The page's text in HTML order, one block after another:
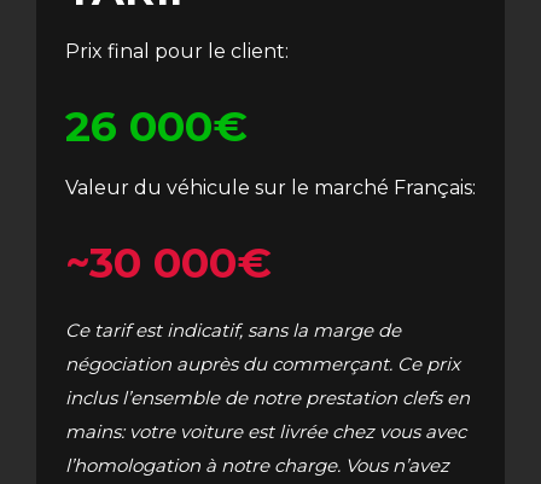
Prix final pour le client:
26 000€
Valeur du véhicule sur le marché Français:
~30 000€
Ce tarif est indicatif, sans la marge de
négociation auprès du commerçant. Ce prix
inclus l’ensemble de notre prestation clefs en
mains: votre voiture est livrée chez vous avec
l’homologation à notre charge. Vous n’avez